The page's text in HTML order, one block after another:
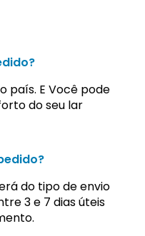
país. E Você pode
do seu lar
do tipo de envio
3 e 7 dias úteis